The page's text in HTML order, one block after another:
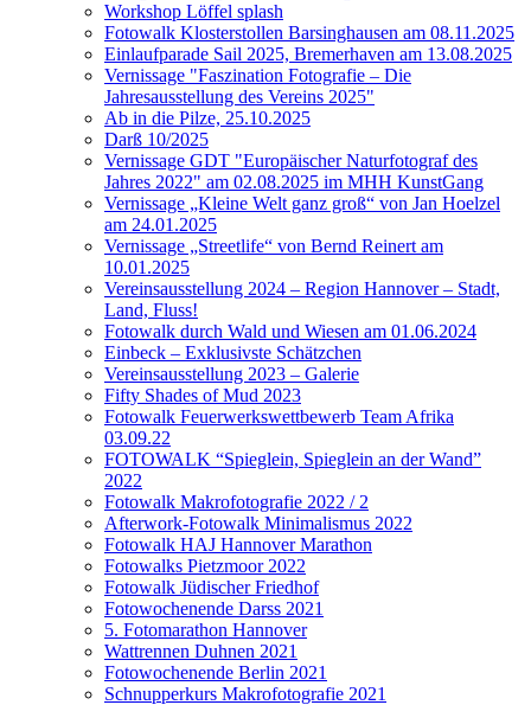
Workshop Löffel splash
Fotowalk Klosterstollen Barsinghausen am 08.11.2025
Einlaufparade Sail 2025, Bremerhaven am 13.08.2025
Vernissage "Faszination Fotografie – Die
Jahresausstellung des Vereins 2025"
Ab in die Pilze, 25.10.2025
Darß 10/2025
Vernissage GDT "Europäischer Naturfotograf des
Jahres 2022" am 02.08.2025 im MHH KunstGang
Vernissage „Kleine Welt ganz groß“ von Jan Hoelzel
am 24.01.2025
Vernissage „Streetlife“ von Bernd Reinert am
10.01.2025
Vereinsausstellung 2024 – Region Hannover – Stadt,
Land, Fluss!
Fotowalk durch Wald und Wiesen am 01.06.2024
Einbeck – Exklusivste Schätzchen
Vereinsausstellung 2023 – Galerie
Fifty Shades of Mud 2023
Fotowalk Feuerwerkswettbewerb Team Afrika
03.09.22
FOTOWALK “Spieglein, Spieglein an der Wand”
2022
Fotowalk Makrofotografie 2022 / 2
Afterwork-Fotowalk Minimalismus 2022
Fotowalk HAJ Hannover Marathon
Fotowalks Pietzmoor 2022
Fotowalk Jüdischer Friedhof
Fotowochenende Darss 2021
5. Fotomarathon Hannover
Wattrennen Duhnen 2021
Fotowochenende Berlin 2021
Schnupperkurs Makrofotografie 2021